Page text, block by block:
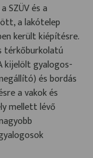
SZÜV és a
a lakótelep
került kiépítésre.
térkőburkolatú
kijelölt gyalogos-
és bordás
a vakok és
mellett lévő